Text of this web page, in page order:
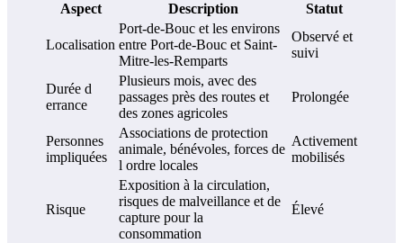
Aspect Description Statut
Localisation
Port-de-Bouc et les environs
entre Port-de-Bouc et Saint-
Mitre-les-Remparts
Observé et
suivi
Durée d
errance
Plusieurs mois, avec des
passages près des routes et
des zones agricoles
Prolongée
Personnes
impliquées
Associations de protection
animale, bénévoles, forces de
l ordre locales
Activement
mobilisés
Risque
Exposition à la circulation,
risques de malveillance et de
capture pour la
consommation
Élevé